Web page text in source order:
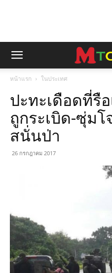
หน้าแรก ในประเทศ
ปะทะเดือดที่รื
ถูกระเบิด-ซุ่ม
สนั่นป่า
26 กรกฎาคม 2017